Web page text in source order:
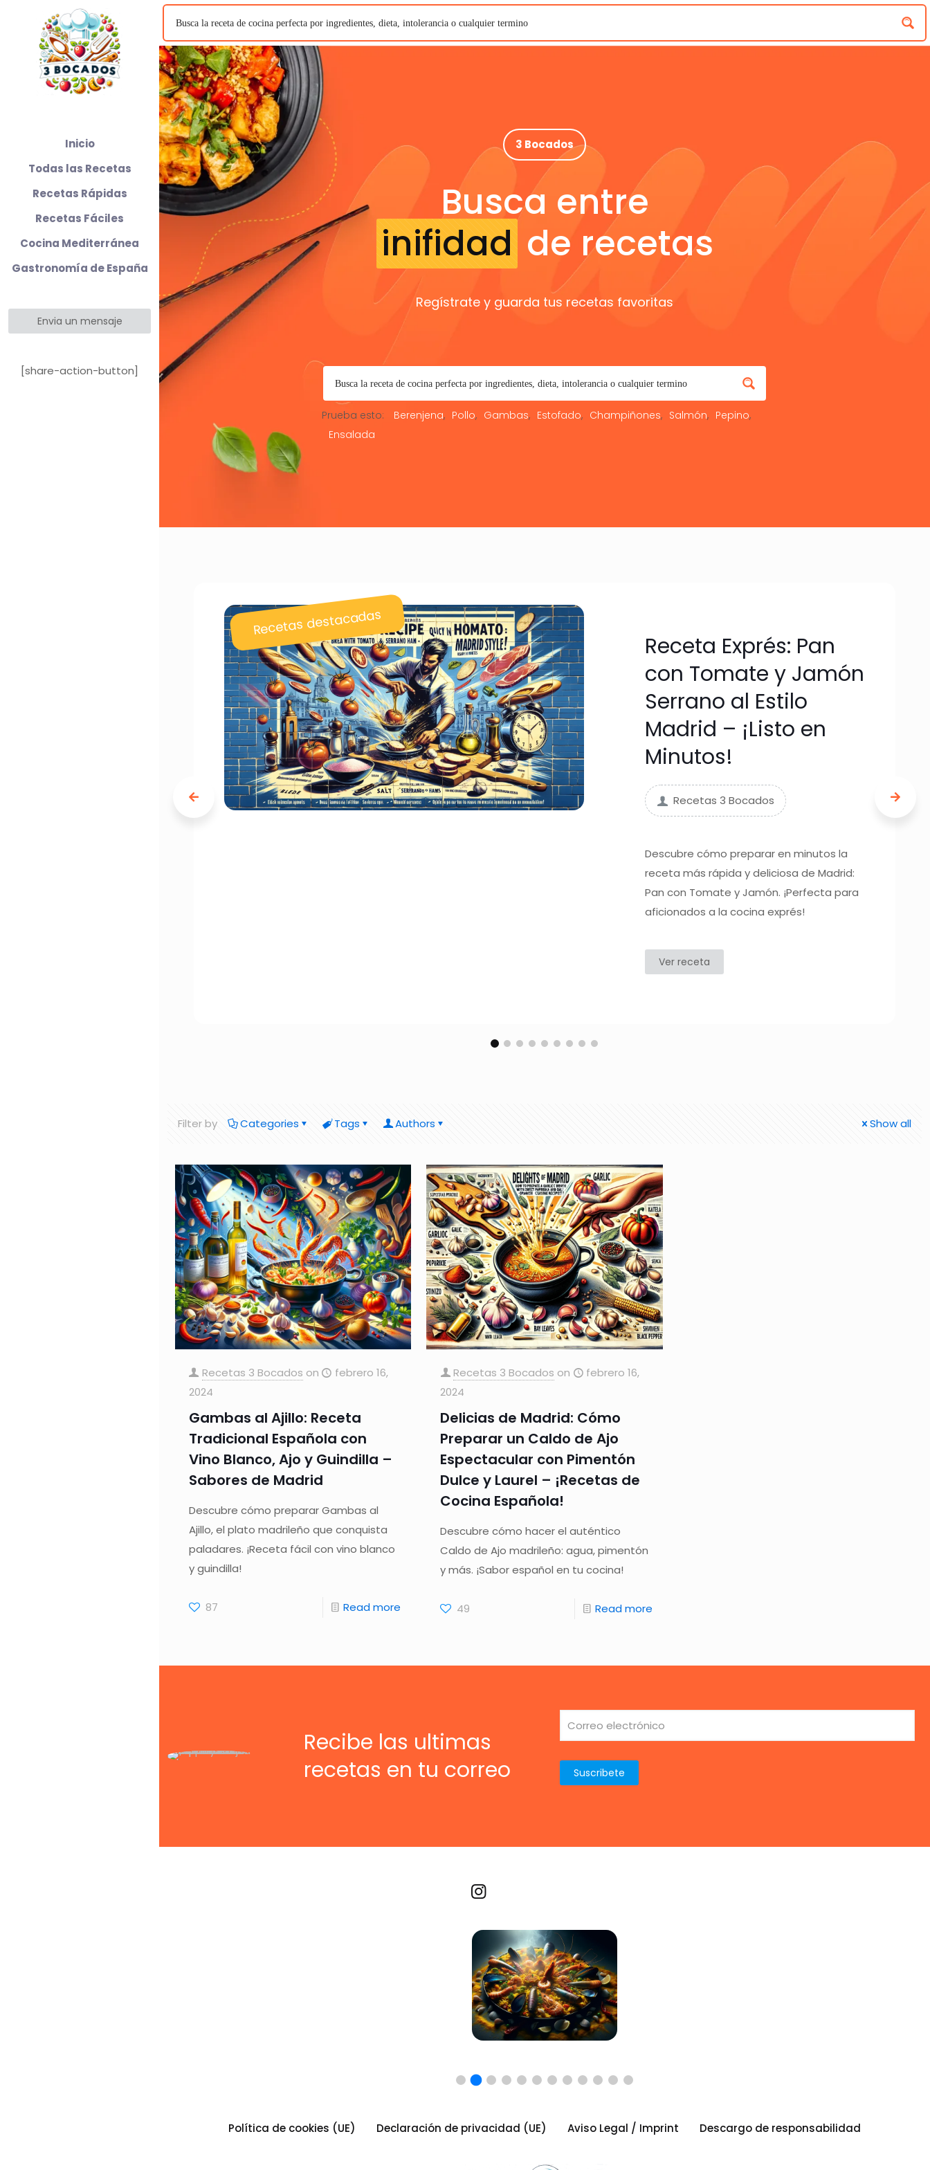
3 Bocados
Busca entre
inifidad de recetas
Regístrate y guarda tus recetas favoritas
Prueba esto: Berenjena Pollo Gambas Estofado Champiñones Salmón
Pepino
Ensalada
Recetas destacadas
Receta Exprés: Pan
con Tomate y Jamón
Serrano al Estilo
Madrid – ¡Listo en
Minutos!
Recetas 3 Bocados
Descubre cómo preparar en minutos la
receta más rápida y deliciosa de Madrid:
Pan con Tomate y Jamón. ¡Perfecta para
aficionados a la cocina exprés!
Ver receta
Filter by Categories Tags Authors Show all
Recetas 3 Bocados on
febrero 16,
2024
Gambas al Ajillo: Receta
Tradicional Española con
Vino Blanco, Ajo y Guindilla –
Sabores de Madrid
Descubre cómo preparar Gambas al
Ajillo, el plato madrileño que conquista
paladares. ¡Receta fácil con vino blanco
y guindilla!
87 Read more
Recetas 3 Bocados on
febrero 16,
2024
Delicias de Madrid: Cómo
Preparar un Caldo de Ajo
Espectacular con Pimentón
Dulce y Laurel – ¡Recetas de
Cocina Española!
Descubre cómo hacer el auténtico
Caldo de Ajo madrileño: agua, pimentón
y más. ¡Sabor español en tu cocina!
49 Read more
Recibe las ultimas
recetas en tu correo
Política de cookies (UE) Declaración de privacidad (UE) Aviso Legal / Imprint Descargo de responsabilidad
Inicio
Todas las Recetas
Recetas Rápidas
Recetas Fáciles
Cocina Mediterránea
Gastronomía de España
Envia un mensaje
[share-action-button]